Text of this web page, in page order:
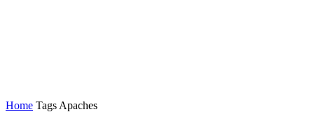
Home Tags Apaches